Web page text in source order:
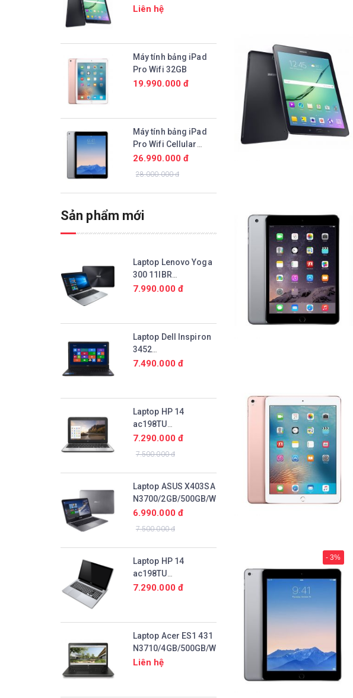
S2 9.7 (SM-T815)
Liên hệ
Máy tính bảng iPad
Pro Wifi 32GB
19.990.000 đ
Máy tính bảng iPad
Pro Wifi Cellular
128GB
26.990.000 đ
28.000.000 đ
Sản phẩm mới
Laptop Lenovo Yoga
300 11IBR
N3710/4GB/32GB/Win10
7.990.000 đ
Laptop Dell Inspiron
3452
N3700/4GB/500GB/Win10
7.490.000 đ
Laptop HP 14
ac198TU
N3700/2GB/500GB/Win10
7.290.000 đ
7.500.000 đ
Laptop ASUS X403SA
N3700/2GB/500GB/Win10
6.990.000 đ
7.500.000 đ
Laptop HP 14
ac198TU
N3700/2GB/500GB/Win10
7.290.000 đ
Laptop Acer ES1 431
N3710/4GB/500GB/Win10
Liên hệ
- 3%